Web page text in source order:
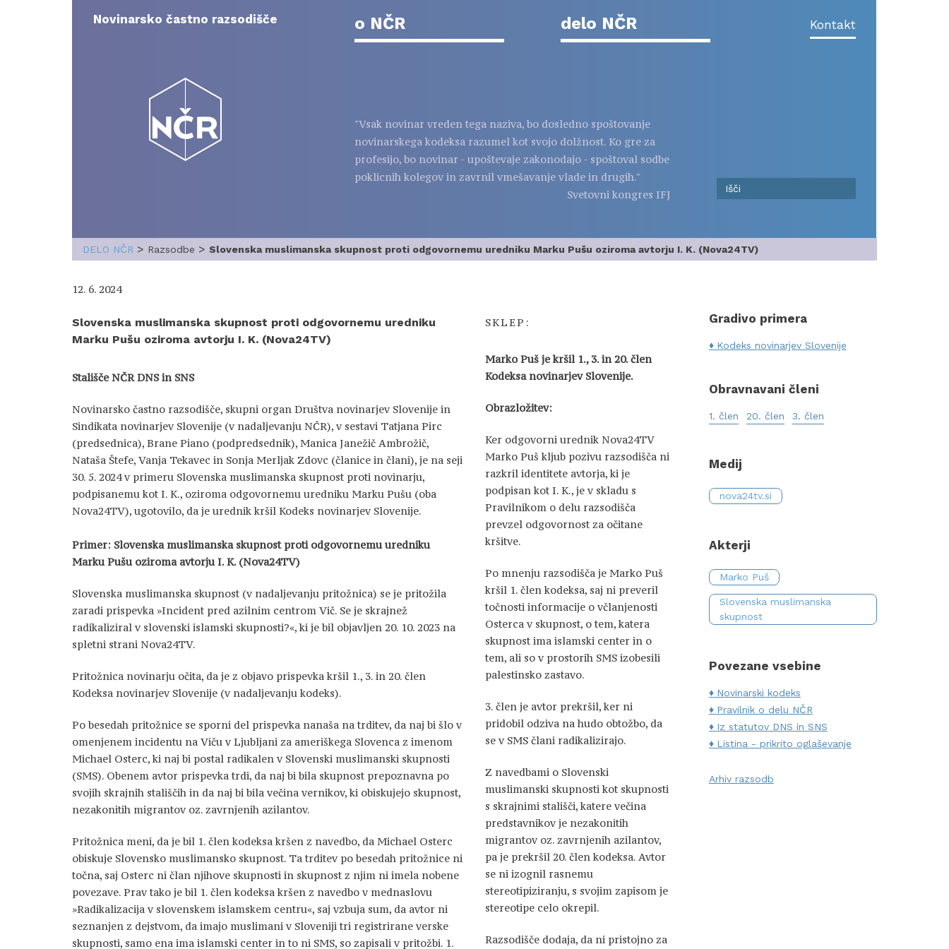
contentNovinarsko častno razsodišče o NČR delo NČR Kontakt
"Vsak novinar vreden tega naziva, bo dosledno spoštovanje
novinarskega kodeksa razumel kot svojo dolžnost. Ko gre za
profesijo, bo novinar - upoštevaje zakonodajo - spoštoval sodbe
poklicnih kolegov in zavrnil vmešavanje vlade in drugih."
Svetovni kongres IFJ
DELO NČR > Razsodbe > Slovenska muslimanska skupnost proti odgovornemu uredniku Marku Pušu oziroma avtorju I. K. (Nova24TV)
12. 6. 2024
Slovenska muslimanska skupnost proti odgovornemu uredniku
Marku Pušu oziroma avtorju I. K. (Nova24TV)
Stališče NČR DNS in SNS
Novinarsko častno razsodišče, skupni organ Društva novinarjev Slovenije in
Sindikata novinarjev Slovenije (v nadaljevanju NČR), v sestavi Tatjana Pirc
(predsednica), Brane Piano (podpredsednik), Manica Janežič Ambrožič,
Nataša Štefe, Vanja Tekavec in Sonja Merljak Zdovc (članice in člani), je na seji
30. 5. 2024 v primeru Slovenska muslimanska skupnost proti novinarju,
podpisanemu kot I. K., oziroma odgovornemu uredniku Marku Pušu (oba
Nova24TV), ugotovilo, da je urednik kršil Kodeks novinarjev Slovenije.
Primer: Slovenska muslimanska skupnost proti odgovornemu uredniku
Marku Pušu oziroma avtorju I. K. (Nova24TV)
Slovenska muslimanska skupnost (v nadaljevanju pritožnica) se je pritožila
zaradi prispevka »Incident pred azilnim centrom Vič. Se je skrajnež
radikaliziral v slovenski islamski skupnosti?«, ki je bil objavljen 20. 10. 2023 na
spletni strani Nova24TV.
Pritožnica novinarju očita, da je z objavo prispevka kršil 1., 3. in 20. člen
Kodeksa novinarjev Slovenije (v nadaljevanju kodeks).
Po besedah pritožnice se sporni del prispevka nanaša na trditev, da naj bi šlo v
omenjenem incidentu na Viču v Ljubljani za ameriškega Slovenca z imenom
Michael Osterc, ki naj bi postal radikalen v Slovenski muslimanski skupnosti
(SMS). Obenem avtor prispevka trdi, da naj bi bila skupnost prepoznavna po
svojih skrajnih stališčih in da naj bi bila večina vernikov, ki obiskujejo skupnost,
nezakonitih migrantov oz. zavrnjenih azilantov.
Pritožnica meni, da je bil 1. člen kodeksa kršen z navedbo, da Michael Osterc
obiskuje Slovensko muslimansko skupnost. Ta trditev po besedah pritožnice ni
točna, saj Osterc ni član njihove skupnosti in skupnost z njim ni imela nobene
povezave. Prav tako je bil 1. člen kodeksa kršen z navedbo v mednaslovu
»Radikalizacija v slovenskem islamskem centru«, saj vzbuja sum, da avtor ni
seznanjen z dejstvom, da imajo muslimani v Sloveniji tri registrirane verske
skupnosti, samo ena ima islamski center in to ni SMS, so zapisali v pritožbi. 1.
SKLEP:
Marko Puš je kršil 1., 3. in 20. člen
Kodeksa novinarjev Slovenije.
Obrazložitev:
Ker odgovorni urednik Nova24TV
Marko Puš kljub pozivu razsodišča ni
razkril identitete avtorja, ki je
podpisan kot I. K., je v skladu s
Pravilnikom o delu razsodišča
prevzel odgovornost za očitane
kršitve.
Po mnenju razsodišča je Marko Puš
kršil 1. člen kodeksa, saj ni preveril
točnosti informacije o včlanjenosti
Osterca v skupnost, o tem, katera
skupnost ima islamski center in o
tem, ali so v prostorih SMS izobesili
palestinsko zastavo.
3. člen je avtor prekršil, ker ni
pridobil odziva na hudo obtožbo, da
se v SMS člani radikalizirajo.
Z navedbami o Slovenski
muslimanski skupnosti kot skupnosti
s skrajnimi stališči, katere večina
predstavnikov je nezakonitih
migrantov oz. zavrnjenih azilantov,
pa je prekršil 20. člen kodeksa. Avtor
se ni izognil rasnemu
stereotipiziranju, s svojim zapisom je
stereotipe celo okrepil.
Razsodišče dodaja, da ni pristojno za
Gradivo primera
Kodeks novinarjev Slovenije
Obravnavani členi
1. člen 20. člen 3. člen
Medij
nova24tv.si
Akterji
Marko Puš
Slovenska muslimanska
skupnost
Povezane vsebine
Novinarski kodeks
Pravilnik o delu NČR
Iz statutov DNS in SNS
Listina - prikrito oglaševanje
Arhiv razsodb